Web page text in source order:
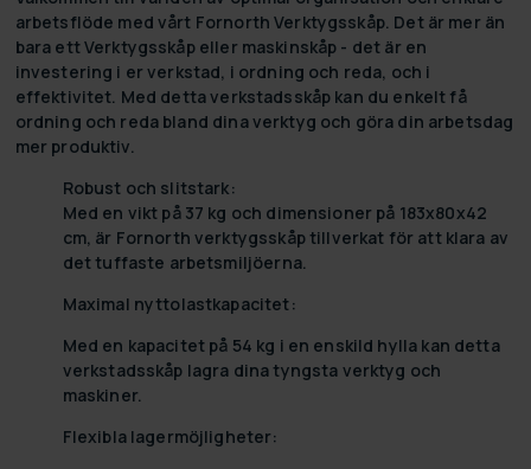
arbetsflöde med vårt Fornorth Verktygsskåp. Det är mer än
bara ett Verktygsskåp eller maskinskåp - det är en
investering i er verkstad, i ordning och reda, och i
effektivitet. Med detta verkstadsskåp kan du enkelt få
ordning och reda bland dina verktyg och göra din arbetsdag
mer produktiv.
Robust och slitstark:
Med en vikt på 37 kg och dimensioner på 183x80x42
cm, är Fornorth verktygsskåp tillverkat för att klara av
det tuffaste arbetsmiljöerna.
Maximal nyttolastkapacitet:
Med en kapacitet på 54 kg i en enskild hylla kan detta
verkstadsskåp lagra dina tyngsta verktyg och
maskiner.
Flexibla lagermöjligheter: